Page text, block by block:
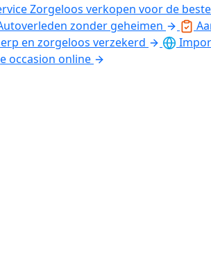
Zorgeloos verkopen voor de
zonder geheimen
en zorgeloos verzekerd
occasion online